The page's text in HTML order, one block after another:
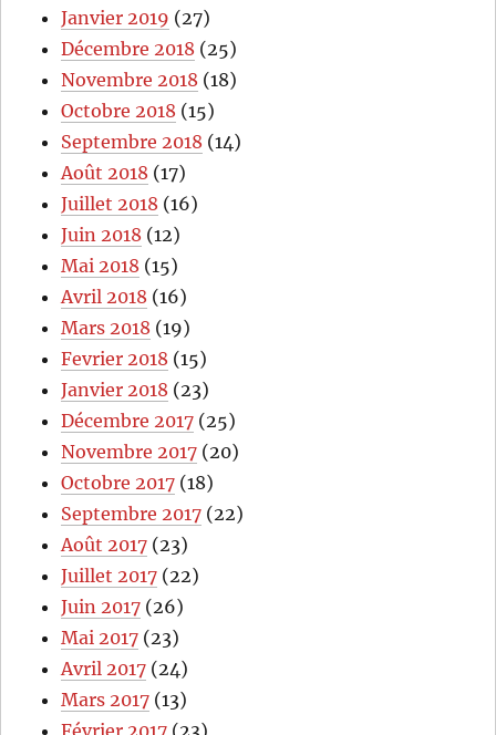
Janvier 2019 (27)
Décembre 2018 (25)
Novembre 2018 (18)
Octobre 2018 (15)
Septembre 2018 (14)
Août 2018 (17)
Juillet 2018 (16)
Juin 2018 (12)
Mai 2018 (15)
Avril 2018 (16)
Mars 2018 (19)
Fevrier 2018 (15)
Janvier 2018 (23)
Décembre 2017 (25)
Novembre 2017 (20)
Octobre 2017 (18)
Septembre 2017 (22)
Août 2017 (23)
Juillet 2017 (22)
Juin 2017 (26)
Mai 2017 (23)
Avril 2017 (24)
Mars 2017 (13)